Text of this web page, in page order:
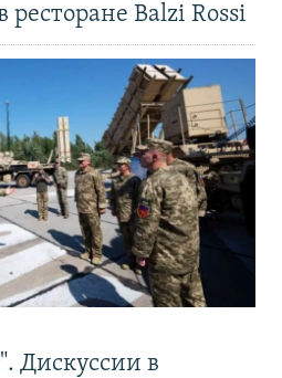
ресторане Balzi Rossi
Дискуссии в